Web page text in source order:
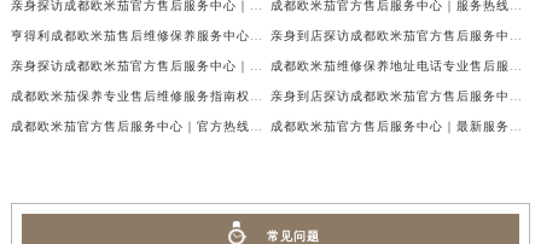
常见问题